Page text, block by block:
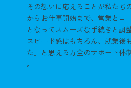
その想いに応えることが私たち
からお仕事開始まで、営業とコ
となってスムーズな手続きと調
スピード感はもちろん、就業後
た」と思える万全のサポート体
。